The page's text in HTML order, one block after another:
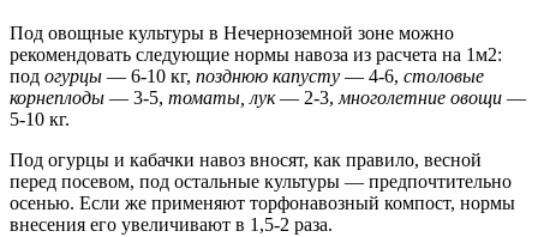
Под овощные культуры в Нечерноземной зоне можно
рекомендовать следующие нормы навоза из расчета на 1м2:
под огурцы — 6-10 кг, позднюю капусту — 4-6, столовые
корнеплоды — 3-5, томаты, лук— 2-3, многолетние овощи —
5-10 кг.
Под огурцы и кабачки навоз вносят, как правило, весной
перед посевом, под остальные культуры — предпочтительно
осенью. Если же применяют торфонавозный компост, нормы
внесения его увеличивают в 1,5-2 раза.